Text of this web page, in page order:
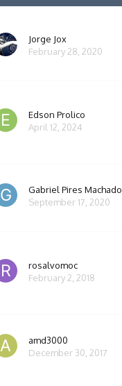
Jorge Jox
February 28, 2020
Edson Prolico
April 12, 2024
Gabriel Pires Machado
September 17, 2020
rosalvomoc
February 2, 2018
amd3000
December 30, 2017